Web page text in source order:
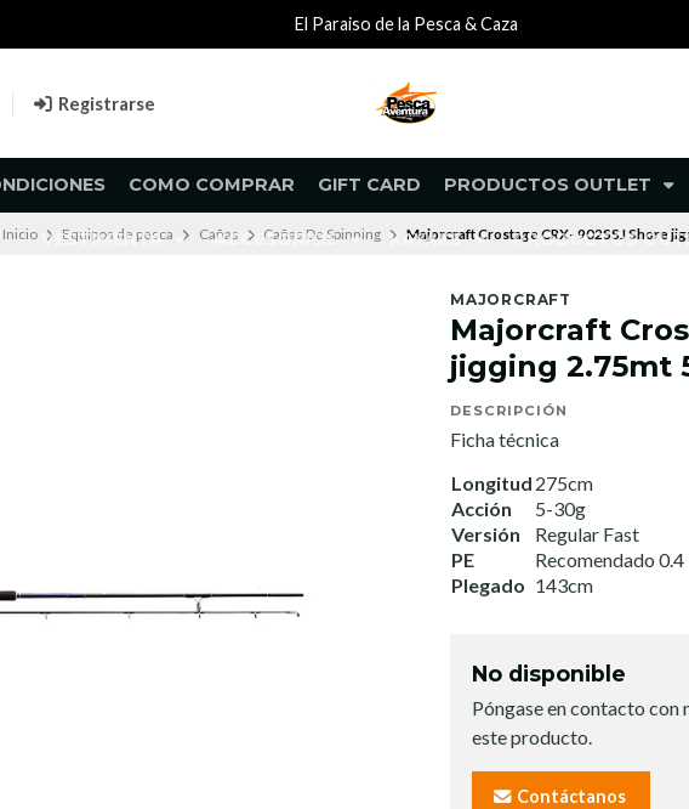
Registrarse
COMO COMPRAR GIFT CARD PRODUCTOS OUTLET
VESTIMENTA ACCESORIOS KAYAKS PRODUCTOS
El Paraiso de la Pesca & Caza
Inicio Equipos de pesca Cañas Cañas De Spinning Majorcraft Crostage CRX- 902SSJ Shore
MAJORCRAFT
Majorcraft
jigging 2.75mt
DESCRIPCIÓN
Ficha técnica
Longitud 275cm
Acción
5-30g
Versión
Regular Fast
PE
Recomendado 0.4
Plegado 143cm
No disponible
Póngase en contacto
este producto.
Contáctanos